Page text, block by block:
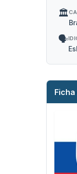
🏛️
🗣️
Ficha